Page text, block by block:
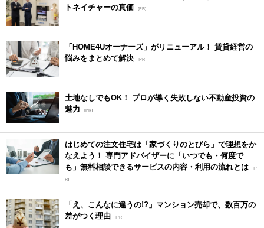
トネイチャーの真価 [PR]
「HOME4Uオーナーズ」がリニューアル！ 賃貸経営の
悩みをまとめて解決 [PR]
土地なしでもOK！ プロが導く失敗しない不動産投資の
魅力
[PR]
はじめての注文住宅は「家づくりのとびら」で理想をか
なえよう！ 専門アドバイザーに「いつでも・何度で
も」無料相談できるサービスの内容・利用の流れとは [P
R]
「え、こんなに違うの!?」マンション売却で、数百万の
差がつく理由 [PR]